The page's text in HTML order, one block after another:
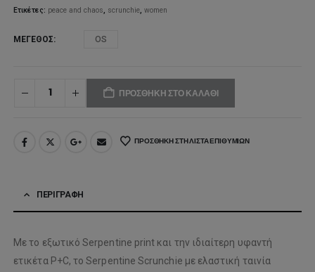
Ετικέτες: peace and chaos, scrunchie,women
ΜΈΓΕΘΟΣ OS
ΠΡΟΣΘΉΚΗ ΣΤΟ ΚΑΛΆΘΙ
ΠΡΟΣΘΉΚΗ ΣΤΗ ΛΊΣΤΑ ΕΠΙΘΥΜΙΏΝ
ΠΕΡΙΓΡΑΦΉ
Με το εξωτικό Serpentine print και την ιδιαίτερη υφαντή
ετικέτα P+C, το Serpentine Scrunchie με ελαστική ταινία